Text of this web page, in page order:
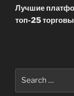
Post
Лучшие
топ-25